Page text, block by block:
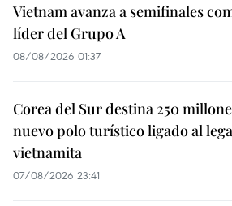
Vietnam avanza a semifinales
líder del Grupo A
08/08/2026 01:37
Corea del Sur destina 250
nuevo polo turístico ligado al
vietnamita
07/08/2026 23:41